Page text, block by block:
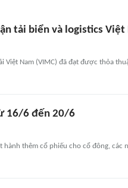
tải biển và logistics Việt
Việt Nam (VIMC) đã đạt được thỏa
16/6 đến 20/6
thêm cổ phiếu cho cổ đông, các